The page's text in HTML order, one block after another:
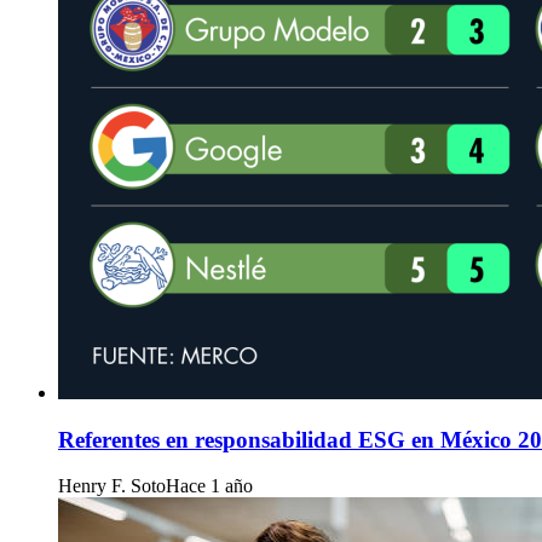
Referentes en responsabilidad ESG en México
Henry F. SotoHace 1 año